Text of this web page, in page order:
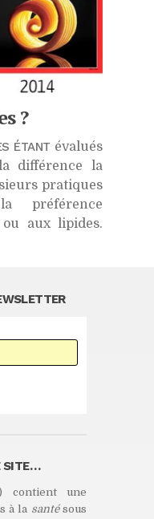
?
ÉTANT évalués
différence la
pratiques
préférence
aux lipides.
SITE…
contient une
à la santésous